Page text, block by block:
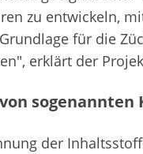
zu entwickeln,
für die
erklärt der
der